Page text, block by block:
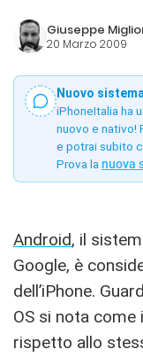
Giuseppe
20 Marzo 2009
Nuovo
iPhoneItalia ha
nuovo e nativo!
e potrai subito
Prova la nuova
Android, il
Google, è
dell’iPhone.
OS si nota
rispetto allo